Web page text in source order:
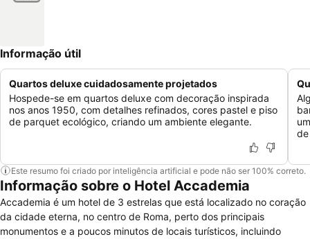
Informação útil
Quartos deluxe cuidadosamente projetados
Hospede-se em quartos deluxe com decoração inspirada
nos anos 1950, com detalhes refinados, cores pastel e piso
de parquet ecológico, criando um ambiente elegante.
Este resumo foi criado por inteligência artificial e pode não ser 100% correto.
Informação sobre o Hotel Accademia
Accademia é um hotel de 3 estrelas que está localizado no coração
da cidade eterna, no centro de Roma, perto dos principais
monumentos e a poucos minutos de locais turísticos, incluindo